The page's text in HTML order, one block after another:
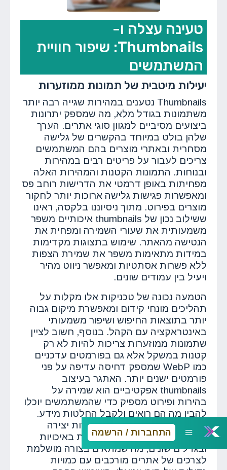
התחברות / הרשמה
טעינה עצלה ו-
Thumbnails: שיפור חוויית
המשתמשים
יעילות מיטבית של תמונות ממוזערות
Thumbnails נטענים במהירות שגייה רבה יותר
משתמונות בגודל מלא, מה שמספק יתרונות
ביצועים מסיביים למגוון סוגי אתרים. הערך
שלהן בולט במיוחד בהקשרים של גלישה
מסחרית ובאתרי מוצרים בהם המשתמשים
צריכים לעבור על פריטים רבים במהירות
ובנוחות. התמונות הקטנות והמהירות האלה
מפחיתות באופן דרמטי את הדרישות רוחב פס
ומאפשרות פגישות גלישה ארוכות יותר לחקור
מוצרים בפירוט. מתוך ניסיוננו בלקסה, ראינו
ששילוב נכון של thumbnails איכותיים משפר
משמעותית את שעורי השמירה ומפחית את
הנטישה מהאתר. שימוש בתצוגות מקדימות
במידות מתאימות משפר את שמירת הצפות
ללא פשרות אסתטיות ומאפשר ניווט מהיר
ויעיל בין עמודים שונים.
הטמעה נכונה של טכניקות אלו מקלות על
תהליכים מונחי קידום ומאפשרת מיקום גבוה
יותר בתוצאות החיפוש ושיפור משמעותי
באינטראקציה עם הקהל. בנוסף, חשוב לציין
שתמונות ממוזערות צריכות להיות לא רק
קטנות במשקל אלא גם בפורמטים עדכניים
כמו WebP שמספק דחיסה עדיפה על פני
פורמטים ישנים יותר. האתגר בעיצוב
thumbnails אפקטיביים הוא שמירה על
בהירות ופירוט מספיק כדי שהמשתמשים יוכלו
להבין מה הם רואים ולקבל החלטות מידע.
הטכנולוגיות המודרניות מאפשרות יצירה
אוטומטית של תמונות ממוזערות באיכויות
ובגדלים שונים, מה שמתאים בצורה מושלמת
לצרכים של אתרים מורכבים עם כמויות